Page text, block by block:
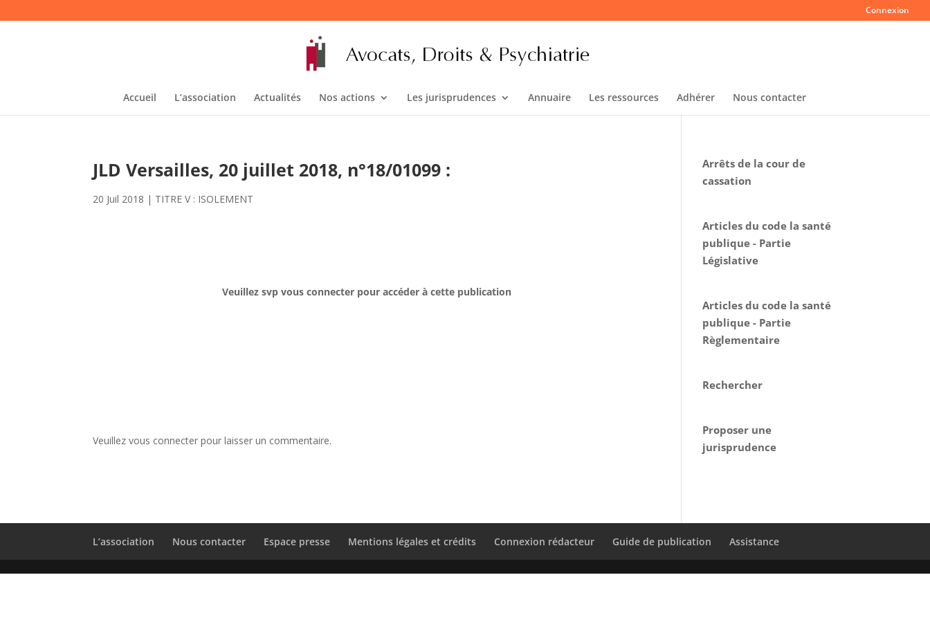
Connexion
Accueil L’association Actualités Nos actions Les jurisprudences Annuaire Les ressources Adhérer Nous contacter
JLD Versailles, 20 juillet 2018, n°18/01099 :
20 Juil 2018 | TITRE V : ISOLEMENT
Veuillez svp vous connecter pour accéder à cette publication
Veuillez vous connecter pour laisser un commentaire.
Arrêts de la cour de
cassation
Articles du code la santé
publique - Partie
Législative
Articles du code la santé
publique - Partie
Règlementaire
Rechercher
Proposer une
jurisprudence
L’association Nous contacter Espace presse Mentions légales et crédits Connexion rédacteur Guide de publication Assistance